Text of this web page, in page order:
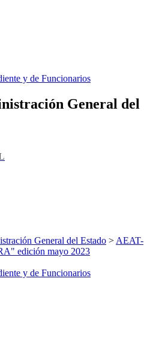
y de Funcionarios
General del
General del Estado > AEAT-
edición mayo 2023
y de Funcionarios